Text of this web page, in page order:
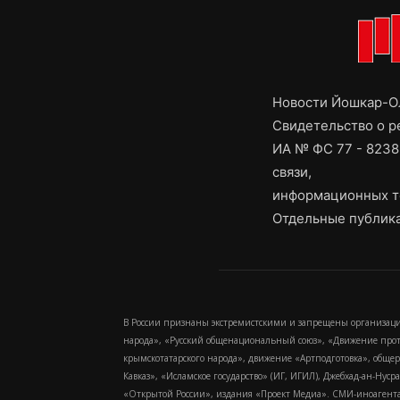
Новости Йошкар-
Свидетельство о
ИА № ФС 77 - 82389
связи,
информационных
Отдельные
В России признаны экстремистскими и запрещены
народа», «Русский общенациональный союз», «Движение
крымскотатарского народа», движение «Артподготовка»,
Кавказ», «Исламское государство» (ИГ, ИГИЛ), Джебхад-ан-
«Открытой России», издания «Проект Медиа». СМИ-